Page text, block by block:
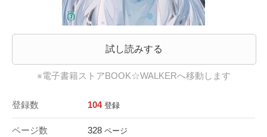
試し読みする
※電子書籍ストアBOOK☆WALKERへ移動します
登録数 104 登録
ページ数 328 ページ